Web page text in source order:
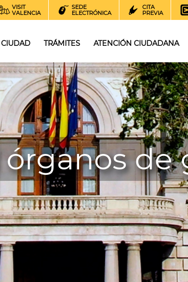
VISIT
VALENCIA
SEDE
ELECTRÓNICA
CITA
PREVIA
CIUDAD TRÁMITES ATENCIÓN CIUDADANA
de